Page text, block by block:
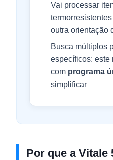
Vai processar
outra orientação
Busca múltiplos
específicos: este
com programa
simplificar
Por que a Vitale